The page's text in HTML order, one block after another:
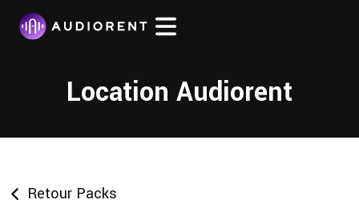
Location Audiorent
Retour Packs